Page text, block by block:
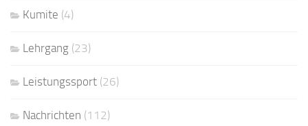
Kumite (4)
Lehrgang (23)
Leistungssport (26)
Nachrichten (112)